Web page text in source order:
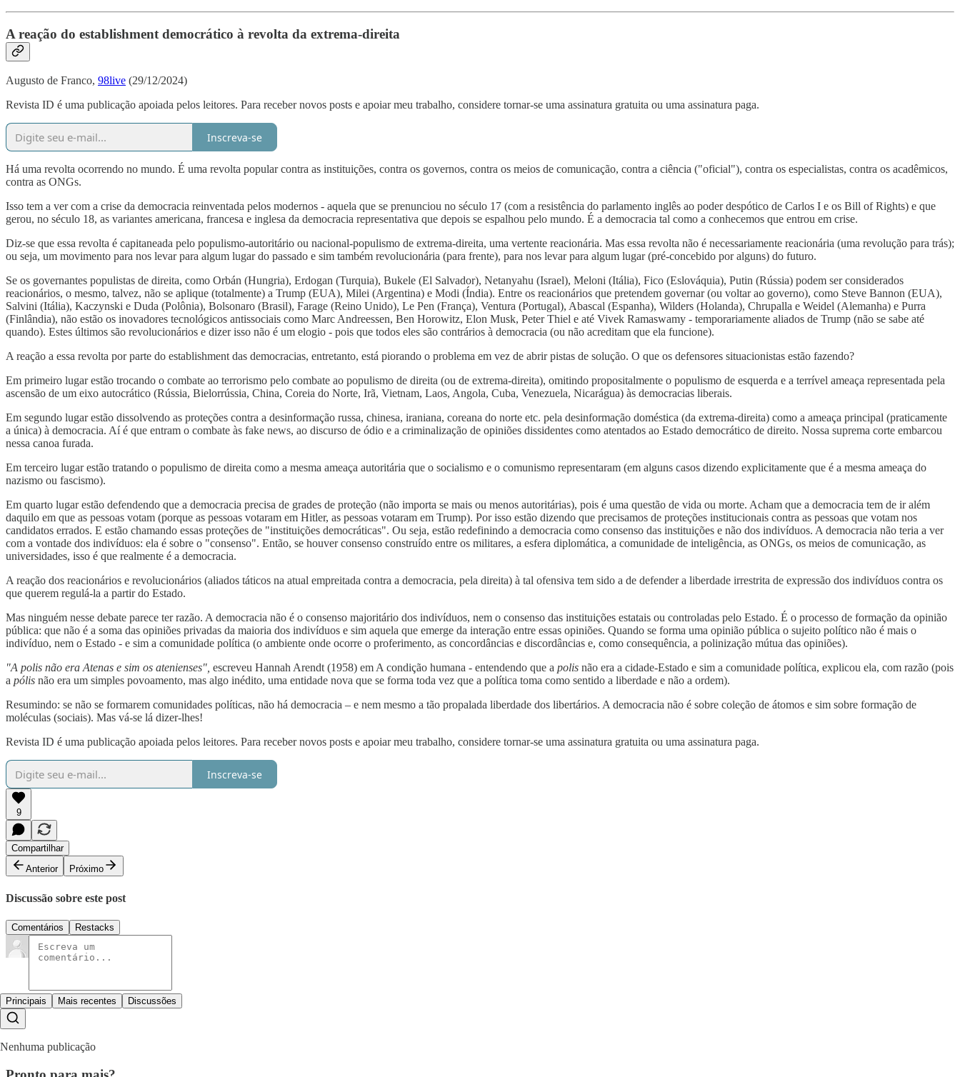
A reação do establishment democrático à revolta da extrema-direita
Augusto de Franco, 98live (29/12/2024)
Revista ID é uma publicação apoiada pelos leitores. Para receber novos posts e apoiar meu trabalho, considere tornar-se uma assinatura gratuita ou uma assinatura paga.
Inscreva-se
Há uma revolta ocorrendo no mundo. É uma revolta popular contra as instituições, contra os governos, contra os meios de comunicação, contra a ciência ("oficial"), contra os especialistas, contra os acadêmicos,
contra as ONGs.
Isso tem a ver com a crise da democracia reinventada pelos modernos - aquela que se prenunciou no século 17 (com a resistência do parlamento inglês ao poder despótico de Carlos I e os Bill of Rights) e que
gerou, no século 18, as variantes americana, francesa e inglesa da democracia representativa que depois se espalhou pelo mundo. É a democracia tal como a conhecemos que entrou em crise.
Diz-se que essa revolta é capitaneada pelo populismo-autoritário ou nacional-populismo de extrema-direita, uma vertente reacionária. Mas essa revolta não é necessariamente reacionária (uma revolução para trás);
ou seja, um movimento para nos levar para algum lugar do passado e sim também revolucionária (para frente), para nos levar para algum lugar (pré-concebido por alguns) do futuro.
Se os governantes populistas de direita, como Orbán (Hungria), Erdogan (Turquia), Bukele (El Salvador), Netanyahu (Israel), Meloni (Itália), Fico (Eslováquia), Putin (Rússia) podem ser considerados
reacionários, o mesmo, talvez, não se aplique (totalmente) a Trump (EUA), Milei (Argentina) e Modi (Índia). Entre os reacionários que pretendem governar (ou voltar ao governo), como Steve Bannon (EUA),
Salvini (Itália), Kaczynski e Duda (Polônia), Bolsonaro (Brasil), Farage (Reino Unido), Le Pen (França), Ventura (Portugal), Abascal (Espanha), Wilders (Holanda), Chrupalla e Weidel (Alemanha) e Purra
(Finlândia), não estão os inovadores tecnológicos antissociais como Marc Andreessen, Ben Horowitz, Elon Musk, Peter Thiel e até Vivek Ramaswamy - temporariamente aliados de Trump (não se sabe até
quando). Estes últimos são revolucionários e dizer isso não é um elogio - pois que todos eles são contrários à democracia (ou não acreditam que ela funcione).
A reação a essa revolta por parte do establishment das democracias, entretanto, está piorando o problema em vez de abrir pistas de solução. O que os defensores situacionistas estão fazendo?
Em primeiro lugar estão trocando o combate ao terrorismo pelo combate ao populismo de direita (ou de extrema-direita), omitindo propositalmente o populismo de esquerda e a terrível ameaça representada pela
ascensão de um eixo autocrático (Rússia, Bielorrússia, China, Coreia do Norte, Irã, Vietnam, Laos, Angola, Cuba, Venezuela, Nicarágua) às democracias liberais.
Em segundo lugar estão dissolvendo as proteções contra a desinformação russa, chinesa, iraniana, coreana do norte etc. pela desinformação doméstica (da extrema-direita) como a ameaça principal (praticamente
a única) à democracia. Aí é que entram o combate às fake news, ao discurso de ódio e a criminalização de opiniões dissidentes como atentados ao Estado democrático de direito. Nossa suprema corte embarcou
nessa canoa furada.
Em terceiro lugar estão tratando o populismo de direita como a mesma ameaça autoritária que o socialismo e o comunismo representaram (em alguns casos dizendo explicitamente que é a mesma ameaça do
nazismo ou fascismo).
Em quarto lugar estão defendendo que a democracia precisa de grades de proteção (não importa se mais ou menos autoritárias), pois é uma questão de vida ou morte. Acham que a democracia tem de ir além
daquilo em que as pessoas votam (porque as pessoas votaram em Hitler, as pessoas votaram em Trump). Por isso estão dizendo que precisamos de proteções institucionais contra as pessoas que votam nos
candidatos errados. E estão chamando essas proteções de "instituições democráticas". Ou seja, estão redefinindo a democracia como consenso das instituições e não dos indivíduos. A democracia não teria a ver
com a vontade dos indivíduos: ela é sobre o "consenso". Então, se houver consenso construído entre os militares, a esfera diplomática, a comunidade de inteligência, as ONGs, os meios de comunicação, as
universidades, isso é que realmente é a democracia.
A reação dos reacionários e revolucionários (aliados táticos na atual empreitada contra a democracia, pela direita) à tal ofensiva tem sido a de defender a liberdade irrestrita de expressão dos indivíduos contra os
que querem regulá-la a partir do Estado.
Mas ninguém nesse debate parece ter razão. A democracia não é o consenso majoritário dos indivíduos, nem o consenso das instituições estatais ou controladas pelo Estado. É o processo de formação da opinião
pública: que não é a soma das opiniões privadas da maioria dos indivíduos e sim aquela que emerge da interação entre essas opiniões. Quando se forma uma opinião pública o sujeito político não é mais o
indivíduo, nem o Estado - e sim a comunidade política (o ambiente onde ocorre o proferimento, as concordâncias e discordâncias e, como consequência, a polinização mútua das opiniões).
"A polis não era Atenas e sim os atenienses", escreveu Hannah Arendt (1958) em A condição humana - entendendo que a polis não era a cidade-Estado e sim a comunidade política, explicou ela, com razão (pois
a pólis não era um simples povoamento, mas algo inédito, uma entidade nova que se forma toda vez que a política toma como sentido a liberdade e não a ordem).
Resumindo: se não se formarem comunidades políticas, não há democracia – e nem mesmo a tão propalada liberdade dos libertários. A democracia não é sobre coleção de átomos e sim sobre formação de
moléculas (sociais). Mas vá-se lá dizer-lhes!
Revista ID é uma publicação apoiada pelos leitores. Para receber novos posts e apoiar meu trabalho, considere tornar-se uma assinatura gratuita ou uma assinatura paga.
Inscreva-se
9
Compartilhar
Anterior
Próximo
Discussão sobre este post
Comentários Restacks
Principais Mais recentes Discussões
Nenhuma publicação